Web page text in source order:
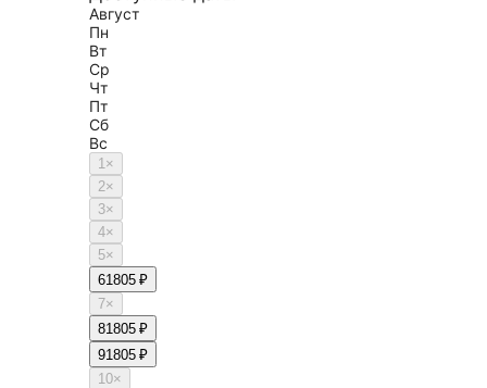
Август
Пн
Вт
Ср
Чт
Пт
Сб
Вс
1×
2×
3×
4×
5×
61805 ₽
7×
81805 ₽
91805 ₽
10×